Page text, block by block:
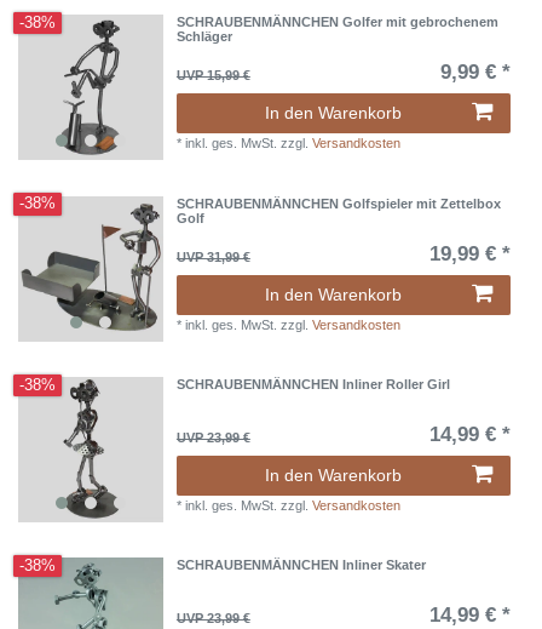
-38%
SCHRAUBENMÄNNCHEN Golfer mit gebrochenem
Schläger
UVP 15,99 € 9,99 € *
In den Warenkorb
* inkl. ges. MwSt. zzgl. Versandkosten
-38%
SCHRAUBENMÄNNCHEN Golfspieler mit Zettelbox
Golf
UVP 31,99 € 19,99 € *
In den Warenkorb
* inkl. ges. MwSt. zzgl. Versandkosten
-38% SCHRAUBENMÄNNCHEN Inliner Roller Girl
UVP 23,99 € 14,99 € *
In den Warenkorb
* inkl. ges. MwSt. zzgl. Versandkosten
-38% SCHRAUBENMÄNNCHEN Inliner Skater
UVP 23,99 € 14,99 € *